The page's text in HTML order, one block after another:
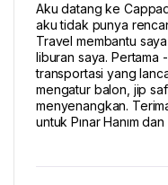
Aku datang ke
aku tidak punya
Travel membantu
liburan saya. Pertama
transportasi yang
mengatur balon, jip
menyenangkan.
untuk Pınar Hanım